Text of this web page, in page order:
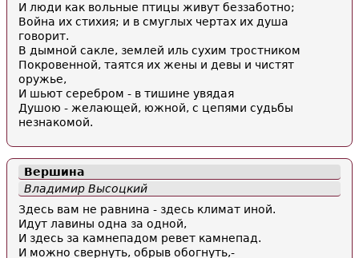
И люди как вольные птицы живут беззаботно;
Война их стихия; и в смуглых чертах их душа
говорит.
В дымной сакле, землей иль сухим тростником
Покровенной, таятся их жены и девы и чистят
оружье,
И шьют серебром - в тишине увядая
Душою - желающей, южной, с цепями судьбы
незнакомой.
Вершина
Владимир Высоцкий
Здесь вам не равнина - здесь климат иной.
Идут лавины одна за одной,
И здесь за камнепадом ревет камнепад.
И можно свернуть, обрыв обогнуть,-